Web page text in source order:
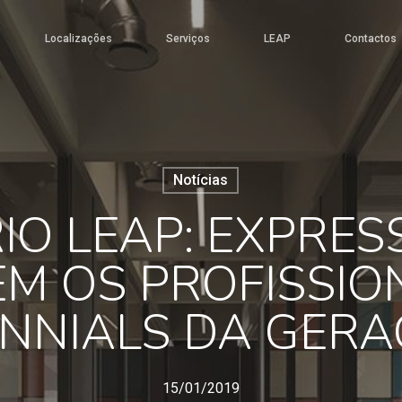
Localizações Serviços LEAP Contactos
Notícias
LEAP:
OS
DA
15/01/2019